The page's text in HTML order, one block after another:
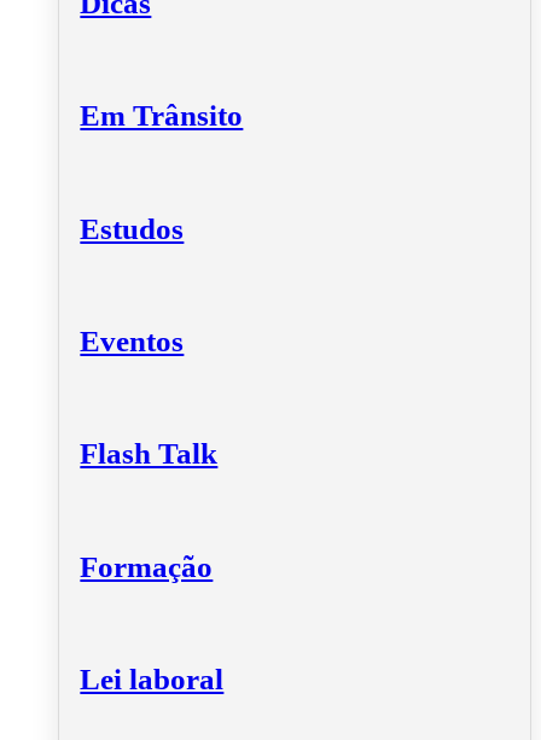
Em Trânsito
Estudos
Eventos
Flash Talk
Formação
Lei laboral